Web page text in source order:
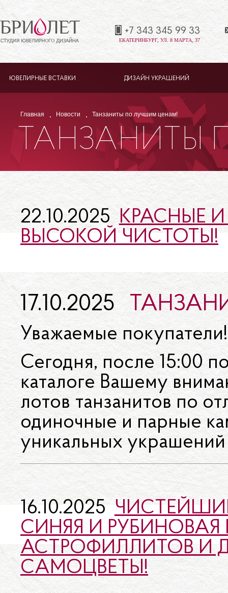
+7 343 345 99 33
ЕКАТЕРИНБУРГ, УЛ. 8 МАРТА, 37
ЮВЕЛИРНЫЕ ВСТАВКИ ДИЗАЙН УКРАШЕНИЙ
Главная Новости Танзаниты по лучшим ценам!
ТАНЗАНИТЫ
ЦЕНАМ!
22.10.2025 КРАСНЫЕ
ВЫСОКОЙ ЧИСТОТЫ!
17.10.2025
Уважаемые покупатели!
Сегодня, после 15:00
каталоге Вашему
лотов танзанитов по
одиночные и парные
уникальных
16.10.2025
СИНЯЯ И
АСТРОФИЛЛИТОВ И
САМОЦВЕТЫ!